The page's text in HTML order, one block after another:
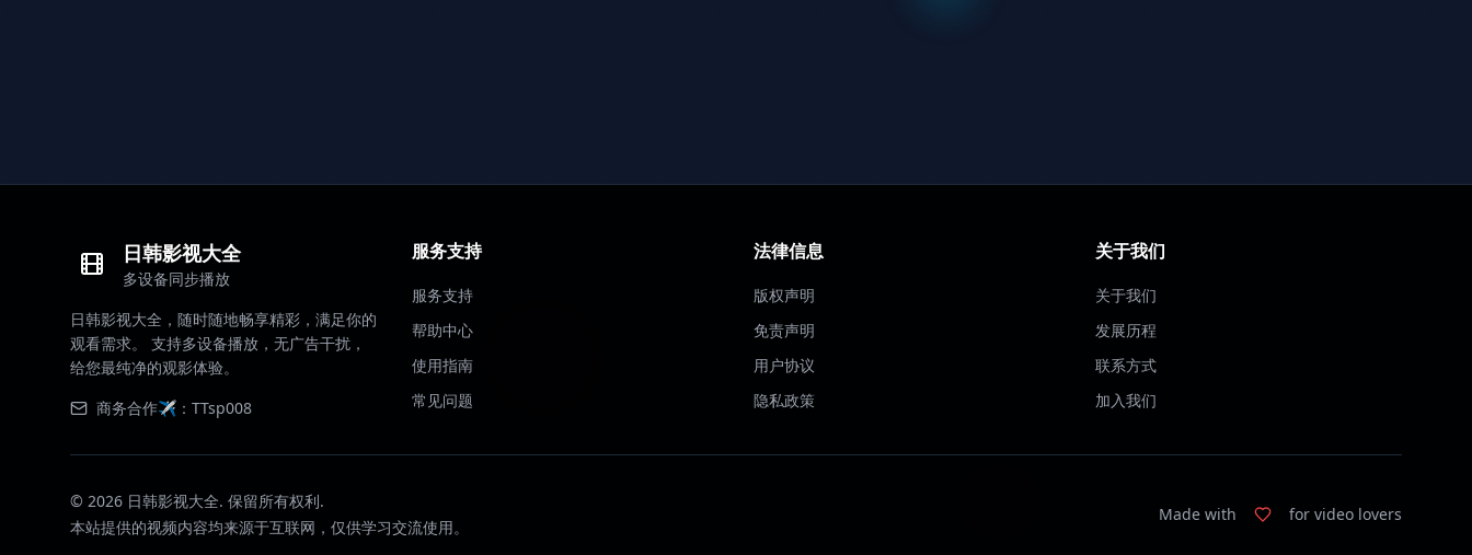
日韩影视大全
多设备同步播放
日韩影视大全，随时随地畅享精彩，满足你的
观看需求。 支持多设备播放，无广告干扰，
给您最纯净的观影体验。
商务合作✈️：TTsp008
服务支持
服务支持
帮助中心
使用指南
常见问题
法律信息
版权声明
免责声明
用户协议
隐私政策
关于我们
关于我们
发展历程
联系方式
加入我们
© 2026 日韩影视大全. 保留所有权利.
本站提供的视频内容均来源于互联网，仅供学习交流使用。
Made with for video lovers